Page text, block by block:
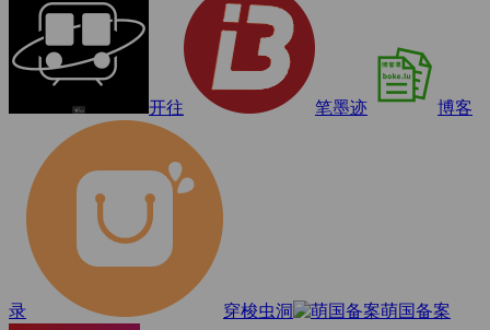
开往 笔墨迹 博客
录 穿梭虫洞 萌国备案